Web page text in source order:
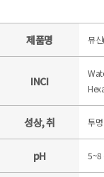
제품명 뮤
INCI
성상, 취 투
pH 5~8